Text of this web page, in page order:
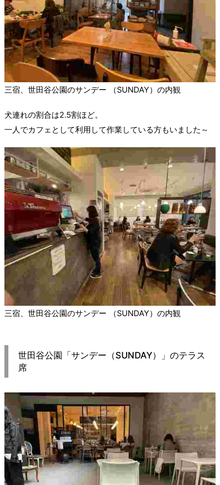
三宿、世田谷公園のサンデー （SUNDAY）の内観
犬連れの割合は2.5割ほど。
一人でカフェとして利用して作業している方もいました～
三宿、世田谷公園のサンデー （SUNDAY）の内観
世田谷公園「サンデー（SUNDAY）」のテラス
席